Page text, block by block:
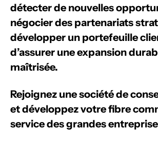
détecter de nouvelles
négocier des partenariats
développer un portefeuille
d’assurer une expansion
maîtrisée.
Rejoignez une société de
et développez votre fibre
service des grandes